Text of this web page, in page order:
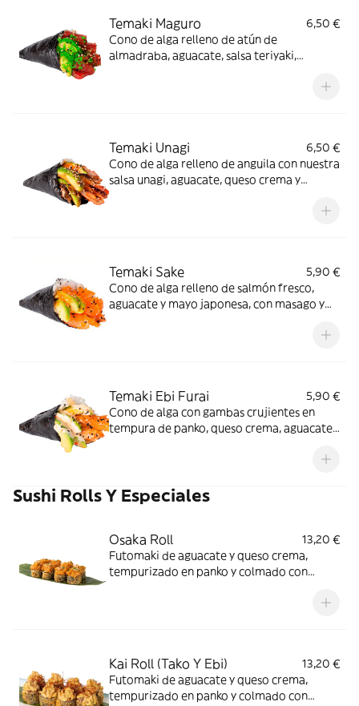
Temaki Maguro
6,50 €
Cono de alga relleno de atún de
almadraba, aguacate, salsa teriyaki,
Temaki Unagi
6,50 €
Cono de alga relleno de anguila con nuestra
salsa unagi, aguacate, queso crema y
Temaki Sake
5,90 €
Cono de alga relleno de salmón fresco,
aguacate y mayo japonesa, con masago y
Temaki Ebi Furai
5,90 €
Cono de alga con gambas crujientes en
tempura de panko, queso crema, aguacate
Sushi Rolls Y Especiales
Osaka Roll
13,20 €
Futomaki de aguacate y queso crema,
tempurizado en panko y colmado con
Kai Roll (Tako Y Ebi)
13,20 €
Futomaki de aguacate y queso crema,
tempurizado en panko y colmado con